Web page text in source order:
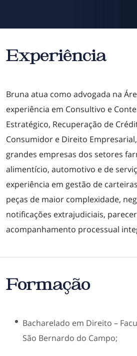
Experiência
Bruna atua como advogada na
experiência em Consultivo e
Estratégico, Recuperação de
Consumidor e Direito
grandes empresas dos setores
alimentício, automotivo e de
experiência em gestão de
peças de maior complexidade,
notificações extrajudiciais,
acompanhamento processual
Formação
Bacharelado em Direito –
São Bernardo do Campo;